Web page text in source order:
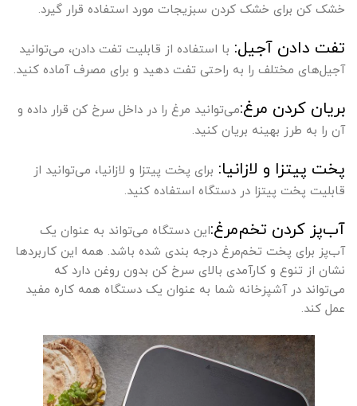
خشک کن برای خشک کردن سبزیجات مورد استفاده قرار گیرد.
تفت دادن آجیل: با استفاده از قابلیت تفت دادن، می‌توانید
آجیل‌های مختلف را به راحتی تفت دهید و برای مصرف آماده کنید.
بریان کردن مرغ:می‌توانید مرغ را در داخل سرخ کن قرار داده و
آن را به طرز بهینه بریان کنید.
پخت پیتزا و لازانیا: برای پخت پیتزا و لازانیا، می‌توانید از
قابلیت پخت پیتزا در دستگاه استفاده کنید.
آب‌پز کردن تخم‌مرغ:این دستگاه می‌تواند به عنوان یک
آب‌پز برای پخت تخم‌مرغ درجه بندی شده باشد. همه این کاربردها
نشان از تنوع و کارآمدی بالای سرخ کن بدون روغن دارد که
می‌تواند در آشپزخانه شما به عنوان یک دستگاه همه کاره مفید
عمل کند.